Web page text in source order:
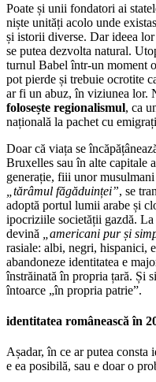
Poate și unii fondatori ai
niște unități acolo unde
și istorii diverse. Dar ideea lor
se putea dezvolta natural.
turnul Babel într-un moment
pot pierde și trebuie ocrotite
ar fi un abuz, în viziunea lor.
folosește regionalismul, ca
națională la pachet cu
Doar că viața se
Bruxelles sau în alte capitale
generație, fiii unor
„tărâmul făgăduinței”, se
adoptă portul lumii arabe și
ipocriziile societății gazdă.
devină
„americani pur și
rasiale: albi, negri, hispanici,
abandoneze identitatea e
înstrăinată în propria țară. Și
întoarce „în propria patrie”.
identitatea românească în
Așadar, în ce ar putea consta
e ea posibilă, sau e doar o